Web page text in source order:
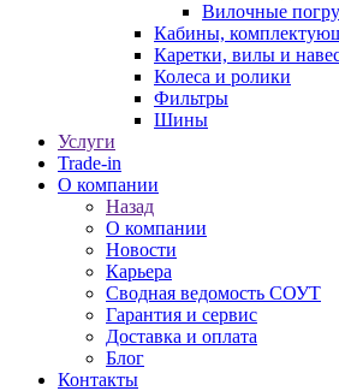
Вилочные
Кабины,
Каретки, вилы и
Колеса и ролики
Фильтры
Шины
Услуги
Trade-in
О компании
Назад
О компании
Новости
Карьера
Сводная ведомость СОУТ
Гарантия и сервис
Доставка и оплата
Блог
Контакты